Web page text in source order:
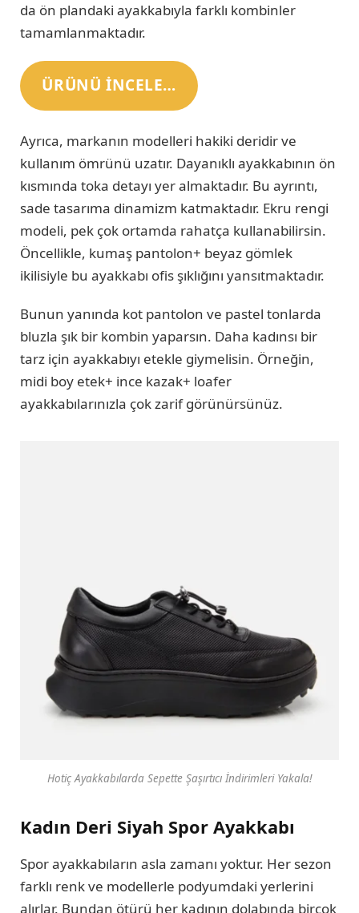
da ön plandaki ayakkabıyla farklı kombinler
tamamlanmaktadır.
ÜRÜNÜ INCELE…
Ayrıca, markanın modelleri hakiki deridir ve
kullanım ömrünü uzatır. Dayanıklı ayakkabının ön
kısmında toka detayı yer almaktadır. Bu ayrıntı,
sade tasarıma dinamizm katmaktadır. Ekru rengi
modeli, pek çok ortamda rahatça kullanabilirsin.
Öncellikle, kumaş pantolon+ beyaz gömlek
ikilisiyle bu ayakkabı ofis şıklığını yansıtmaktadır.
Bunun yanında kot pantolon ve pastel tonlarda
bluzla şık bir kombin yaparsın. Daha kadınsı bir
tarz için ayakkabıyı etekle giymelisin. Örneğin,
midi boy etek+ ince kazak+ loafer
ayakkabılarınızla çok zarif görünürsünüz.
Hotiç Ayakkabılarda Sepette Şaşırtıcı İndirimleri Yakala!
Kadın Deri Siyah Spor Ayakkabı
Spor ayakkabıların asla zamanı yoktur. Her sezon
farklı renk ve modellerle podyumdaki yerlerini
alırlar. Bundan ötürü her kadının dolabında birçok